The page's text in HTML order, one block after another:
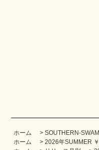
ホーム > SOUTHERN-
ホーム
> 2026年SUMMER